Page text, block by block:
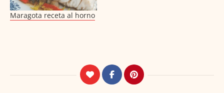
Maragota receta al horno